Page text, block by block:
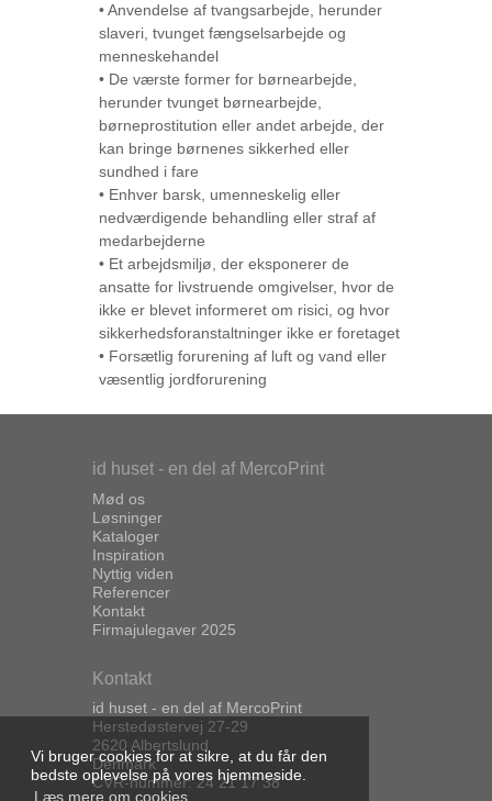
Vi bruger cookies for at sikre, at du får den
bedste oplevelse på vores hjemmeside.
Læs mere om cookies
• Anvendelse af tvangsarbejde, herunder
slaveri, tvunget fængselsarbejde og
menneskehandel
• De værste former for børnearbejde,
herunder tvunget børnearbejde,
børneprostitution eller andet arbejde, der
kan bringe børnenes sikkerhed eller
sundhed i fare
• Enhver barsk, umenneskelig eller
nedværdigende behandling eller straf af
medarbejderne
• Et arbejdsmiljø, der eksponerer de
ansatte for livstruende omgivelser, hvor de
ikke er blevet informeret om risici, og hvor
sikkerhedsforanstaltninger ikke er foretaget
• Forsætlig forurening af luft og vand eller
væsentlig jordforurening
id huset - en del af MercoPrint
Mød os
Løsninger
Kataloger
Inspiration
Nyttig viden
Referencer
Kontakt
Firmajulegaver 2025
Kontakt
id huset - en del af MercoPrint
Herstedøstervej 27-29
2620 Albertslund
Denmark
CVR-nummer: 24 21 17 38